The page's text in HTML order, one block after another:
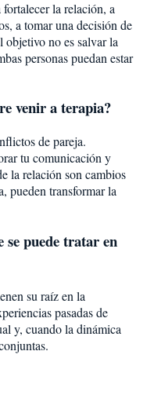
la relación, a
a tomar una decisión de
objetivo no es salvar la
personas puedan estar
venir a terapia?
de pareja.
tu comunicación y
la relación son cambios
pueden transformar la
se puede tratar en
su raíz en la
pasadas de
y, cuando la dinámica